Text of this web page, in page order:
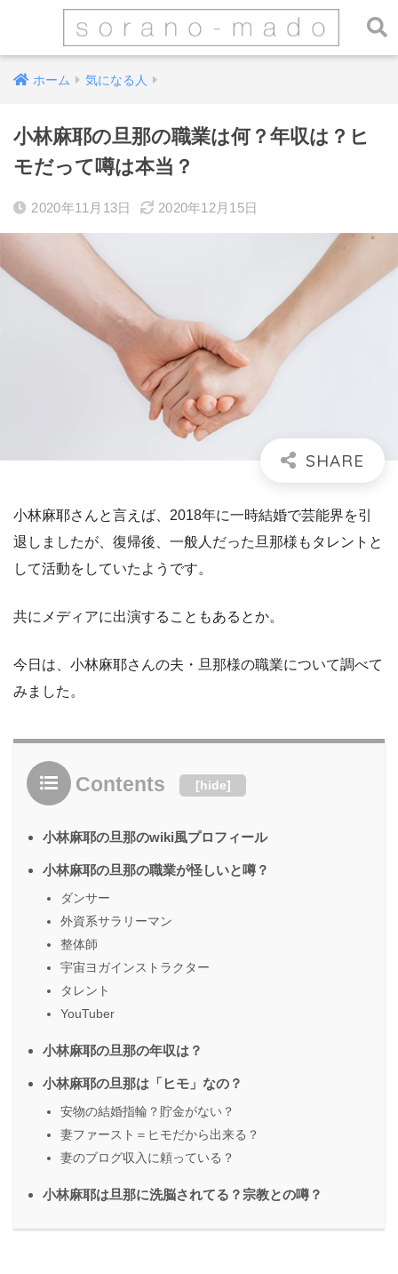
ホーム 気になる人
小林麻耶の旦那の職業は何？年収は？ヒ
モだって噂は本当？
2020年11月13日 2020年12月15日
小林麻耶さんと言えば、2018年に一時結婚で芸能界を引
退しましたが、復帰後、一般人だった旦那様もタレントと
して活動をしていたようです。
共にメディアに出演することもあるとか。
今日は、小林麻耶さんの夫・旦那様の職業について調べて
みました。
Contents [hide]
小林麻耶の旦那のwiki風プロフィール
小林麻耶の旦那の職業が怪しいと噂？
ダンサー
外資系サラリーマン
整体師
宇宙ヨガインストラクター
タレント
YouTuber
小林麻耶の旦那の年収は？
小林麻耶の旦那は「ヒモ」なの？
安物の結婚指輪？貯金がない？
妻ファースト＝ヒモだから出来る？
妻のブログ収入に頼っている？
小林麻耶は旦那に洗脳されてる？宗教との噂？